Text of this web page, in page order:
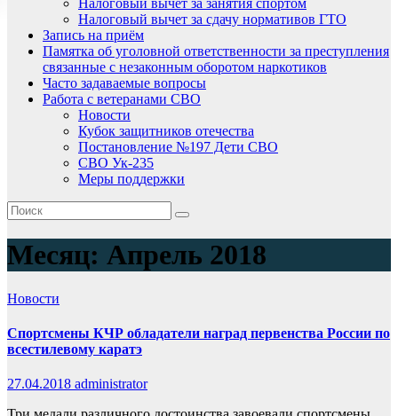
Налоговый вычет за занятия спортом
Налоговый вычет за сдачу нормативов ГТО
Запись на приём
Памятка об уголовной ответственности за преступления
связанные с незаконным оборотом наркотиков
Часто задаваемые вопросы
Работа с ветеранами СВО
Новости
Кубок защитников отечества
Постановление №197 Дети СВО
СВО Ук-235
Меры поддержки
Месяц: Апрель 2018
Новости
Спортсмены КЧР обладатели наград первенства России по
всестилевому каратэ
27.04.2018 administrator